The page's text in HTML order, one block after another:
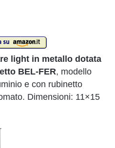
light in metallo dotata
BEL-FER, modello
e con rubinetto
Dimensioni: 11×15